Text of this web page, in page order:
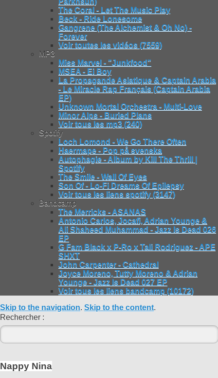
The Coral - Let The Music Play
Beck - Ride Lonesome
Gangrene (The Alchemist & Oh No) -
Forever
Voir toutes les vidéos (7559)
MP3
Miss Marvel - "Junkfood"
MSEA - Ei Boy
La Propagande Asiatique & Captain Arabia
- Le Miracle Rap Français (Captain Arabia
EP)
Unknown Mortal Orchestra - Multi-Love
Minor Alps - Buried Plans
Voir tous les mp3 (240)
Spotify
Loch Lomond - We Go There Often
Haermape - Pop på svenska
Autophagie - Album by Kill The Thrill |
Spotify
The Smile - Wall Of Eyes
Son Of - Lo-Fi Dreams Of Epilepsy
Voir tous les liens spotify (3147)
Bandcamp
The Merricks - ASANAS
Antonio Carlos, Jocafi, Adrian Younge &
Ali Shaheed Muhammad - Jazz Is Dead 026
EP
G Fam Black x P-Ro x Tali Rodriguez - APE
SHXT
John Carpenter - Cathedral
Joyce Moreno, Tutty Moreno & Adrian
Younge - Jazz Is Dead 027 EP
Voir tous les liens bandcamp (10172)
Skip to the navigation. Skip to the content.
Rechercher :
Nappy Nina